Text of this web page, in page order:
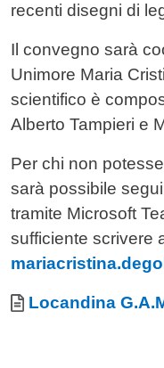
recenti disegni di
Il convegno sarà
Unimore Maria
scientifico è
Alberto Tampieri e
Per chi non
sarà possibile
tramite Microsoft
sufficiente scrivere
Allegati
Document
Locandina